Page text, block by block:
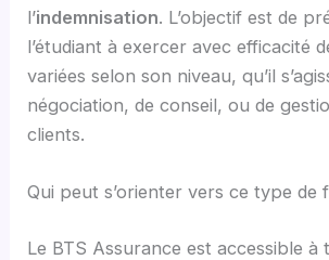
l’indemnisation. L’objectif est de
l’étudiant à exercer avec efficacité
variées selon son niveau, qu’il
négociation, de conseil, ou de
clients.
Qui peut s’orienter vers ce type de
Le BTS Assurance est accessible à